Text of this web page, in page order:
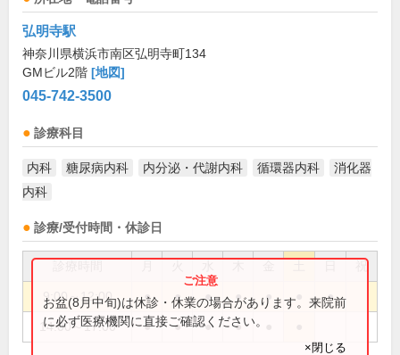
弘明寺駅
神奈川県横浜市南区弘明寺町134
GMビル2階 [地図]
045-742-3500
診療科目
内科 糖尿病内科 内分泌・代謝内科 循環器内科
消化器
内科
診療/受付時間・休診日
祝
9:00～12:00 ● ● ● ● ● ●
14:00～17:00 ● ● ● ●
お盆(8月中旬)は休診・休業の場合があります。来院前
に必ず医療機関に直接ご確認ください。
×閉じる